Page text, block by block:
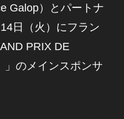
Galop）とパートナ
日（火）にフラン
PRIX DE
」のメインスポンサ